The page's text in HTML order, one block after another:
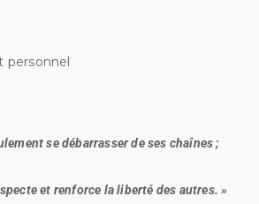
personnel
se débarrasser de ses chaînes ;
et renforce la liberté des autres. »